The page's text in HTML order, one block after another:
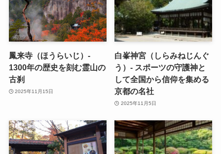
鳳来寺（ほうらいじ）-
1300年の歴史を刻む霊山の
古刹
2025年11月15日
白峯神宮（しらみねじんぐ
う）- スポーツの守護神と
して全国から信仰を集める
京都の名社
2025年11月5日